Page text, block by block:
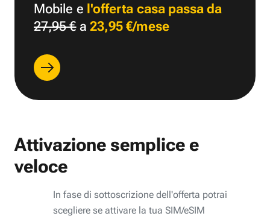
Mobile e l'offerta casa passa da
27,95 €a 23,95 €/mese
Attivazione semplice e
veloce
In fase di sottoscrizione dell'offerta potrai
scegliere se attivare la tua SIM/eSIM